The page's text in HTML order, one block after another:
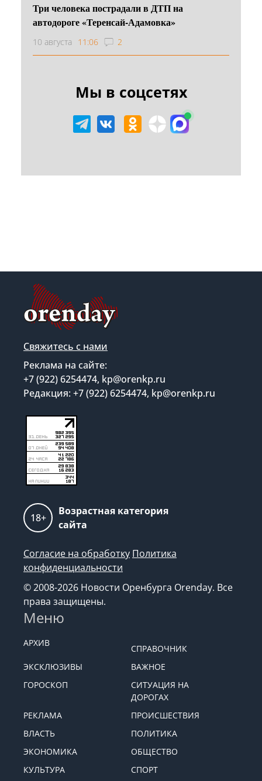
Три человека пострадали в ДТП на
автодороге «Теренсай-Адамовка»
10 августа 11:06 2
Мы в соцсетях
Свяжитесь с нами
Реклама на сайте:
+7 (922) 6254474, kp@orenkp.ru
Редакция: +7 (922) 6254474, kp@orenkp.ru
18+
Возрастная категория
сайта
Согласие на обработку Политика
конфиденциальности
© 2008-2026 Новости Оренбурга Orenday. Все
права защищены.
Меню
АРХИВ
СПРАВОЧНИК
ЭКСКЛЮЗИВЫ
ВАЖНОЕ
ГОРОСКОП
СИТУАЦИЯ НА
ДОРОГАХ
РЕКЛАМА
ПРОИСШЕСТВИЯ
ВЛАСТЬ
ПОЛИТИКА
ЭКОНОМИКА
ОБЩЕСТВО
КУЛЬТУРА
СПОРТ